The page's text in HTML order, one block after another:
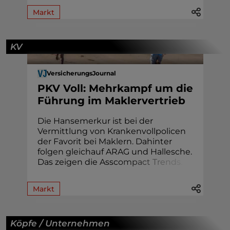
Markt
KV
VersicherungsJournal
PKV Voll: Mehrkampf um die
Führung im Maklervertrieb
Die Hansemerkur ist bei der
Vermittlung von Krankenvollpolicen
der Favorit bei Maklern. Dahinter
folgen gleichauf ARAG und Hallesche.
Das zeigen die Asscompact Trend
Markt
Köpfe / Unternehmen